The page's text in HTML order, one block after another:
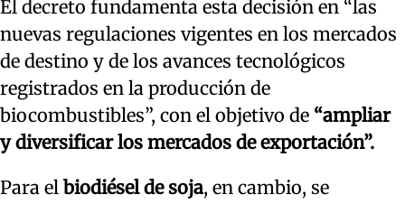
El decreto fundamenta esta decisión en “las
nuevas regulaciones vigentes en los mercados
de destino y de los avances tecnológicos
registrados en la producción de
biocombustibles”, con el objetivo de “ampliar
y diversificar los mercados de exportación”.
Para el biodiésel de soja, en cambio, se